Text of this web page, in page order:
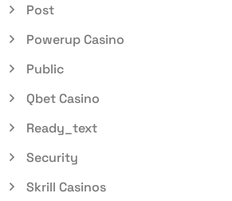
Post
Powerup Casino
Public
Qbet Casino
Ready_text
Security
Skrill Casinos